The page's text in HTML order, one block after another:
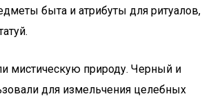
быта и атрибуты для ритуалов,
мистическую природу. Черный и
для измельчения целебных